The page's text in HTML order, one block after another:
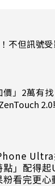
不但訊號
」2萬有
Ultra
點」配得
粉看完更心